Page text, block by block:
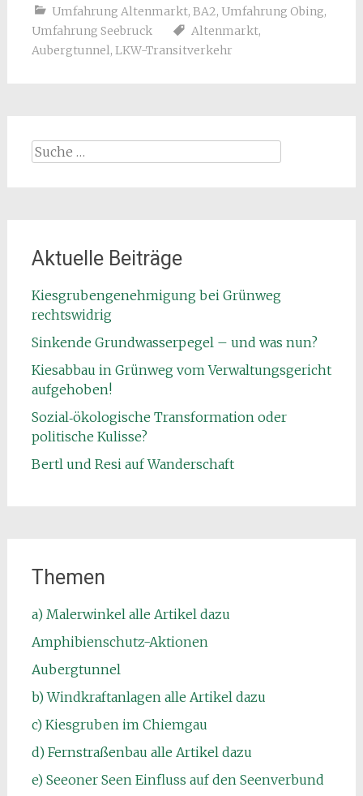
Umfahrung Altenmarkt, BA2, Umfahrung Obing,
Umfahrung Seebruck
Altenmarkt,
Aubergtunnel, LKW-Transitverkehr
Suche
nach:
Aktuelle Beiträge
Kiesgrubengenehmigung bei Grünweg
rechtswidrig
Sinkende Grundwasserpegel – und was nun?
Kiesabbau in Grünweg vom Verwaltungsgericht
aufgehoben!
Sozial‑ökologische Transformation oder
politische Kulisse?
Bertl und Resi auf Wanderschaft
Themen
a) Malerwinkel alle Artikel dazu
Amphibienschutz-Aktionen
Aubergtunnel
b) Windkraftanlagen alle Artikel dazu
c) Kiesgruben im Chiemgau
d) Fernstraßenbau alle Artikel dazu
e) Seeoner Seen Einfluss auf den Seenverbund